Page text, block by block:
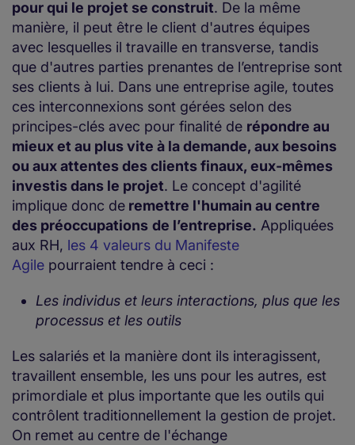
pour qui le projet se construit. De la même
manière, il peut être le client d'autres équipes
avec lesquelles il travaille en transverse, tandis
que d'autres parties prenantes de l’entreprise sont
ses clients à lui. Dans une entreprise agile, toutes
ces interconnexions sont gérées selon des
principes-clés avec pour finalité de répondre au
mieux et au plus vite à la demande, aux besoins
ou aux attentes des clients finaux, eux-mêmes
investis dans le projet. Le concept d'agilité
implique donc de remettre l'humain au centre
des préoccupations de l’entreprise. Appliquées
aux RH, les 4 valeurs du Manifeste
Agile pourraient tendre à ceci :
Les individus et leurs interactions, plus que les
processus et les outils
Les salariés et la manière dont ils interagissent,
travaillent ensemble, les uns pour les autres, est
primordiale et plus importante que les outils qui
contrôlent traditionnellement la gestion de projet.
On remet au centre de l'échange